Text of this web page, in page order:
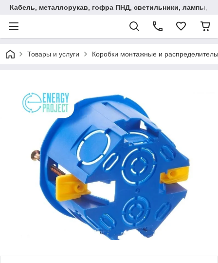
Кабель, металлорукав, гофра ПНД, cветильники, лампы, и
Товары и услуги Коробки монтажные и